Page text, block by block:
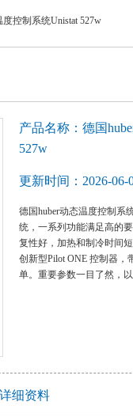
控制系统Unistat 527w
产品名称：德国
527w
更新时间：2026-06-
德国huber动态温度控制系
统，一系列功能满足高的
复性好，加热和制冷时间
创新型Pilot ONE 控制器，
单。重要参数一目了然，
细资料